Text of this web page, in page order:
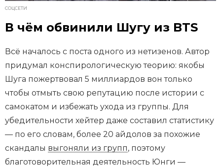
СОЦСЕТИ
В чём обвинили Шугу из BTS
Всё началось с поста одного из нетизенов. Автор
придумал конспирологическую теорию: якобы
Шуга пожертвовал 5 миллиардов вон только
чтобы отмыть свою репутацию после истории с
самокатом и избежать ухода из группы. Для
убедительности хейтер даже составил статистику
— по его словам, более 20 айдолов за похожие
скандалы выгоняли из групп, поэтому
благотоворительная деятельность Юнги —